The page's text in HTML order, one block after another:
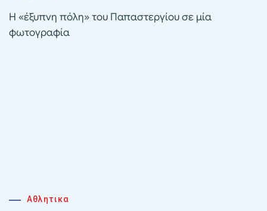
Η «έξυπνη πόλη» του Παπαστεργίου σε μία
φωτογραφία
Αθλητικα